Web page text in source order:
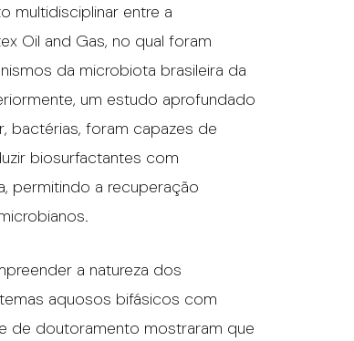
multidisciplinar entre a
Oil and Gas, no qual foram
da microbiota brasileira da
um estudo aprofundado
bactérias, foram capazes de
biosurfactantes com
permitindo a recuperação
a natureza dos
aquosos bifásicos com
de doutoramento mostraram que